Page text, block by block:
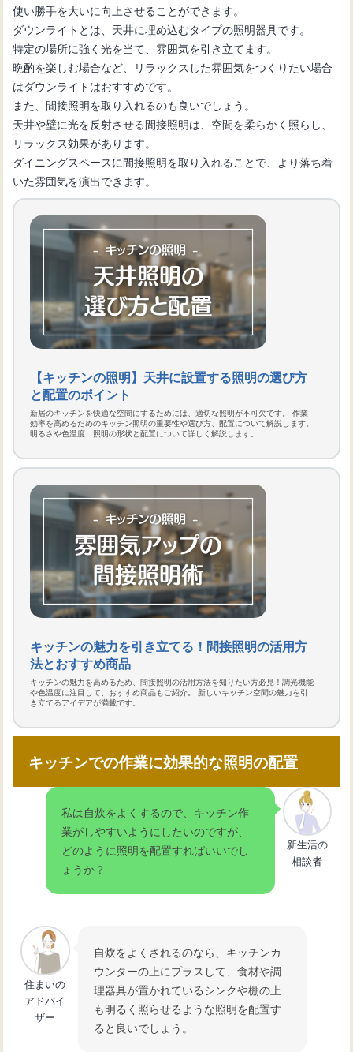
使い勝手を大いに向上させることができます。
ダウンライトとは、天井に埋め込むタイプの照明器具です。
特定の場所に強く光を当て、雰囲気を引き立てます。
晩酌を楽しむ場合など、リラックスした雰囲気をつくりたい場合
はダウンライトはおすすめです。
また、間接照明を取り入れるのも良いでしょう。
天井や壁に光を反射させる間接照明は、空間を柔らかく照らし、
リラックス効果があります。
ダイニングスペースに間接照明を取り入れることで、より落ち着
いた雰囲気を演出できます。
【キッチンの照明】天井に設置する照明の選び方
と配置のポイント
新居のキッチンを快適な空間にするためには、適切な照明が不可欠です。 作業
効率を高めるためのキッチン照明の重要性や選び方、配置について解説します。
明るさや色温度、照明の形状と配置について詳しく解説します。
キッチンの魅力を引き立てる！間接照明の活用方
法とおすすめ商品
キッチンの魅力を高めるため、間接照明の活用方法を知りたい方必見！調光機能
や色温度に注目して、おすすめ商品もご紹介。 新しいキッチン空間の魅力を引
き立てるアイデアが満載です。
キッチンでの作業に効果的な照明の配置
私は自炊をよくするので、キッチン作
業がしやすいようにしたいのですが、
どのように照明を配置すればいいでし
ょうか？
新生活の
相談者
住まいの
アドバイ
ザー
自炊をよくされるのなら、キッチンカ
ウンターの上にプラスして、食材や調
理器具が置かれているシンクや棚の上
も明るく照らせるような照明を配置す
ると良いでしょう。